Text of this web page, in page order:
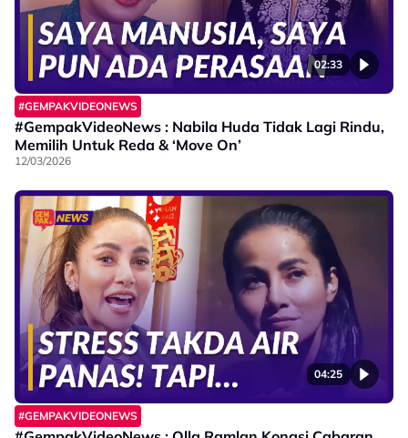
02:33
#GEMPAKVIDEONEWS
#GempakVideoNews : Nabila Huda Tidak Lagi Rindu,
Memilih Untuk Reda & ‘Move On’
12/03/2026
04:25
#GEMPAKVIDEONEWS